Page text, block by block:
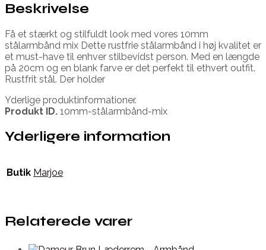
Beskrivelse
Få et stærkt og stilfuldt look med vores 10mm
stålarmbånd mix Dette rustfrie stålarmbånd i høj kvalitet er
et must-have til enhver stilbevidst person. Med en længde
på 20cm og en blank farve er det perfekt til ethvert outfit.
Rustfrit stål. Der holder
Yderlige produktinformationer.
Produkt ID. 10mm-stålarmbånd-mix
Yderligere information
Butik Marjoe
Relaterede varer